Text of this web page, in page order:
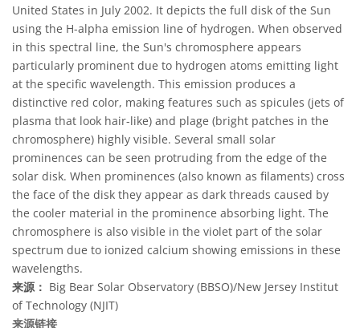
United States in July 2002. It depicts the full disk of the Sun
using the H-alpha emission line of hydrogen. When observed
in this spectral line, the Sun's chromosphere appears
particularly prominent due to hydrogen atoms emitting light
at the specific wavelength. This emission produces a
distinctive red color, making features such as spicules (jets of
plasma that look hair-like) and plage (bright patches in the
chromosphere) highly visible. Several small solar
prominences can be seen protruding from the edge of the
solar disk. When prominences (also known as filaments) cross
the face of the disk they appear as dark threads caused by
the cooler material in the prominence absorbing light. The
chromosphere is also visible in the violet part of the solar
spectrum due to ionized calcium showing emissions in these
wavelengths.
来源： Big Bear Solar Observatory (BBSO)/New Jersey Institut
of Technology (NJIT)
来源链接